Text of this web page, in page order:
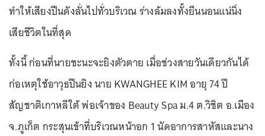
ทำให้เสียงปืนดังลั่นไปทั่วบริเวณ ร่างล้มลงทั้งยืนนอนแน่นิ่ง
เสียชีวิตในที่สุด
ทั้งนี้ ก่อนที่นายชะนะจะยิงตัวตาย เมื่อช่วงสายวันเดียวกันได้
ก่อเหตุใช้อาวุธปืนยิง นาย KWANGHEE KIM อายุ 74 ปี
สัญชาติเกาหลีใต้ พ่อเจ้าของ Beauty Spa ม.4 ต.วิชิต อ.เมือง
จ.ภูเก็ต กระสุนเข้าที่บริเวณหน้าอก 1 นัดอาการสาหัสและนาง